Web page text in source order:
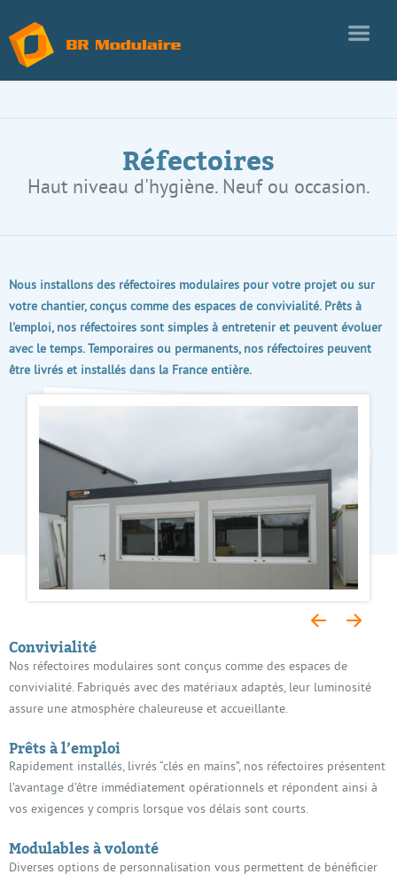
Réfectoires
Haut niveau d'hygiène. Neuf ou occasion.
Nous installons des réfectoires modulaires pour votre projet ou sur
votre chantier, conçus comme des espaces de convivialité. Prêts à
l'emploi, nos réfectoires sont simples à entretenir et peuvent évoluer
avec le temps. Temporaires ou permanents, nos réfectoires peuvent
être livrés et installés dans la France entière.
Convivialité
Nos réfectoires modulaires sont conçus comme des espaces de
convivialité. Fabriqués avec des matériaux adaptés, leur luminosité
assure une atmosphère chaleureuse et accueillante.
Prêts à l’emploi
Rapidement installés, livrés “clés en mains”, nos réfectoires présentent
l’avantage d’être immédiatement opérationnels et répondent ainsi à
vos exigences y compris lorsque vos délais sont courts.
Modulables à volonté
Diverses options de personnalisation vous permettent de bénéficier